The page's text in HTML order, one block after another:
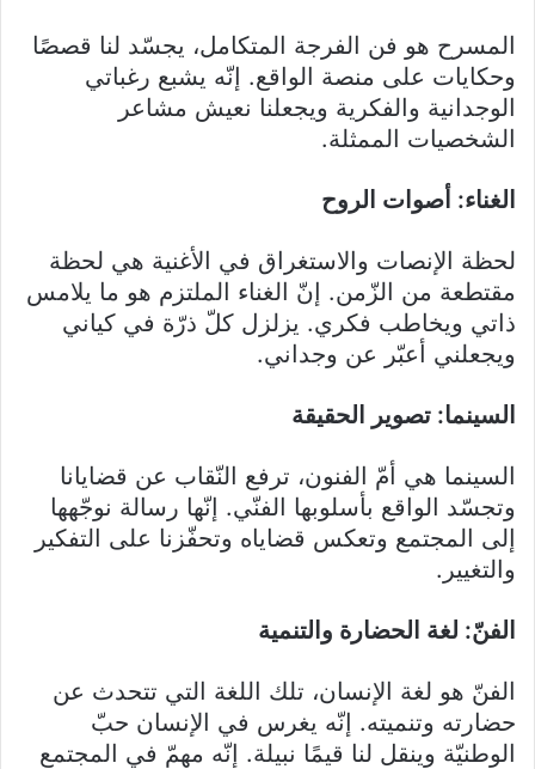
المسرح هو فن الفرجة المتكامل، يجسّد لنا قصصًا
وحكايات على منصة الواقع. إنّه يشبع رغباتي
الوجدانية والفكرية ويجعلنا نعيش مشاعر
الشخصيات الممثلة.
الغناء: أصوات الروح
لحظة الإنصات والاستغراق في الأغنية هي لحظة
مقتطعة من الزّمن. إنّ الغناء الملتزم هو ما يلامس
ذاتي ويخاطب فكري. يزلزل كلّ ذرّة في كياني
ويجعلني أعبّر عن وجداني.
السينما: تصوير الحقيقة
السينما هي أمّ الفنون، ترفع النّقاب عن قضايانا
وتجسّد الواقع بأسلوبها الفنّي. إنّها رسالة نوجّهها
إلى المجتمع وتعكس قضاياه وتحفّزنا على التفكير
والتغيير.
الفنّ: لغة الحضارة والتنمية
الفنّ هو لغة الإنسان، تلك اللغة التي تتحدث عن
حضارته وتنميته. إنّه يغرس في الإنسان حبّ
الوطنيّة وينقل لنا قيمًا نبيلة. إنّه مهمّ في المجتمع